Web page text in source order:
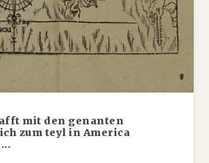
mit den genanten
zum teyl in America